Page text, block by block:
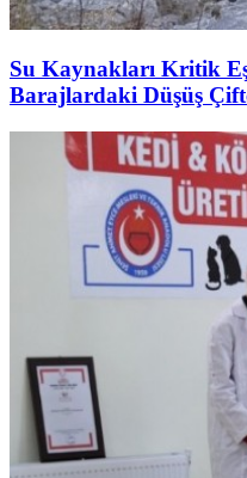
Su Kaynakları Kritik
Barajlardaki Düşüş